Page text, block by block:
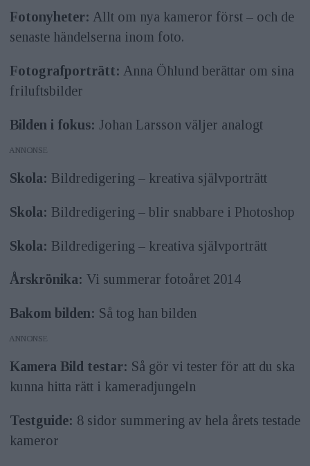
Fotonyheter: Allt om nya kameror först – och de
senaste händelserna inom foto.
Fotografporträtt: Anna Öhlund berättar om sina
friluftsbilder
Bilden i fokus: Johan Larsson väljer analogt
ANNONS
Skola: Bildredigering – kreativa självporträtt
Skola: Bildredigering – blir snabbare i Photoshop
Skola: Bildredigering – kreativa självporträtt
Årskrönika: Vi summerar fotoåret 2014
Bakom bilden: Så tog han bilden
ANNONS
Kamera Bild testar: Så gör vi tester för att du ska
kunna hitta rätt i kameradjungeln
Testguide: 8 sidor summering av hela årets testade
kameror